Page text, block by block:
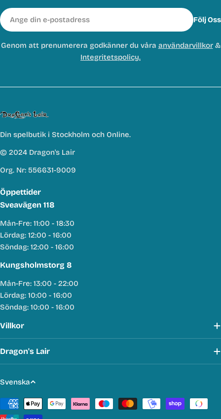
E-
post
Följ Oss
Genom att prenumerera godkänner du våra användarvillkor&
Integritetspolicy.
Din spelbutik i Stockholm och Online.
© 2024 Dragon's Lair
Org. Nr: 556631-9009
Öppettider
Sveavägen 118
Mån-Fre: 11:00 - 18:30
Lördag: 12:00 - 16:00
Söndag: 12:00 - 16:00
Kungsholmstorg 8
Mån-Fre: 13:00 - 22:00
Lördag: 10:00 - 16:00
Söndag: 10:00 - 16:00
Villkor
Dragon's Lair
S
p
r
Svenska
Betalmetoder